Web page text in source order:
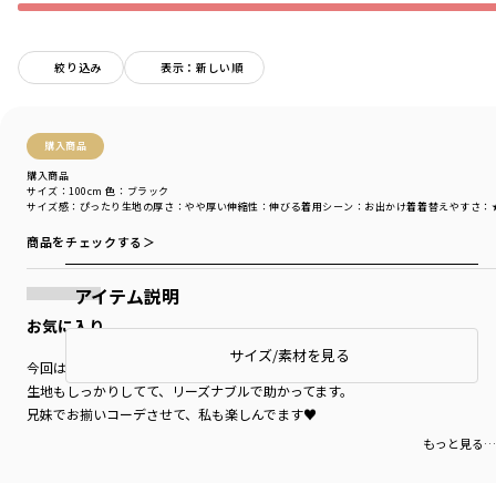
絞り込み 表示：新しい順
購入商品
購入商品
サイズ感 ：ぴったり 生地の厚さ ：やや厚い伸縮性 ：伸びる着用シーン ：お出かけ着着替えやすさ
サイズ：100cm 色：ブラック
商品をチェックする＞
お気に入り
今回は柄違いも購入！
生地もしっかりしてて、リーズナブルで助かってます。
兄妹でお揃いコーデさせて、私も楽しんでます♥
もっと見る…
アイテム説明
サイズ/素材を見る